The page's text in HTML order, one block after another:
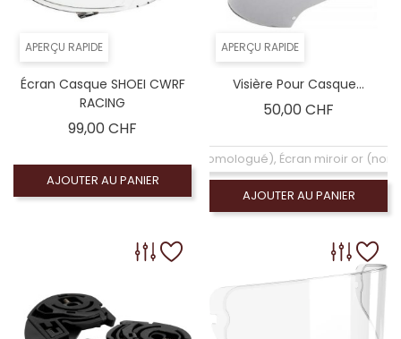
APERÇU RAPIDE
Écran Casque SHOEI CWRF
RACING
99,00 CHF
AJOUTER AU PANIER
APERÇU RAPIDE
Visière Pour Casque...
50,00 CHF
Coloré (non homologué), Écran miroir or
Coloré (non homologué), Écran miroir argent
Coloré (non homologué), Écran fumé foncé 100%
Coloré (non homologué), Écran miroir bleu
AJOUTER AU PANIER